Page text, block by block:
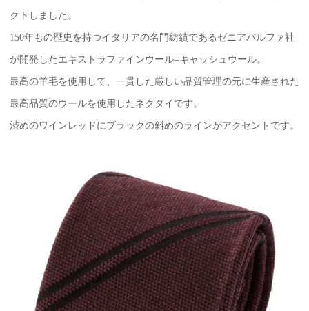
クトしました。
150年もの歴史を持つイタリアの名門紡績であるゼニアバルファ社
が開発したエキストラファインウール=キャッシュウール。
最高の羊毛を使用して、一貫した厳しい品質管理の元に生産された
最高品質のウールを使用したネクタイです。
渋めのワインレッドにブラックの斜めのラインがアクセントです。